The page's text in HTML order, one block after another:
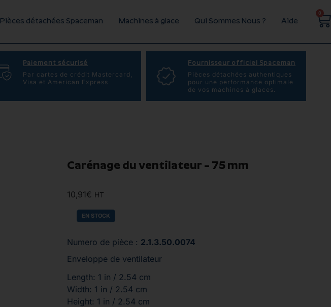
Pièces détachées Spaceman Machines à glace Qui Sommes Nous ? Aide
0
Paiement sécurisé
Par cartes de crédit Mastercard,
Visa et American Express
Fournisseur officiel Spaceman
Pièces détachées authentiques
pour une performance optimale
de vos machines à glaces.
Carénage du ventilateur – 75 mm
10,91€ HT
EN STOCK
Numero de pièce : 2.1.3.50.0074
Enveloppe de ventilateur
Length: 1 in / 2.54 cm
Width: 1 in / 2.54 cm
Height: 1 in / 2.54 cm